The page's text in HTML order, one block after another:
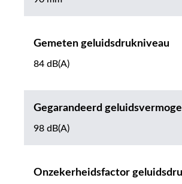
Gemeten geluidsdrukniveau
84 dB(A)
Gegarandeerd
98 dB(A)
Onzekerheidsfactor